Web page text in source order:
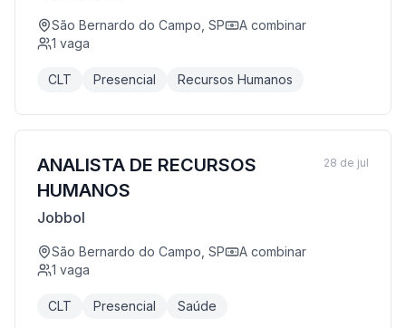
São Bernardo do Campo, SP
A combinar
1 vaga
CLT Presencial Recursos Humanos
ANALISTA DE RECURSOS
HUMANOS
Jobbol
São Bernardo do Campo, SP
A combinar
1 vaga
CLT Presencial Saúde
28 de jul